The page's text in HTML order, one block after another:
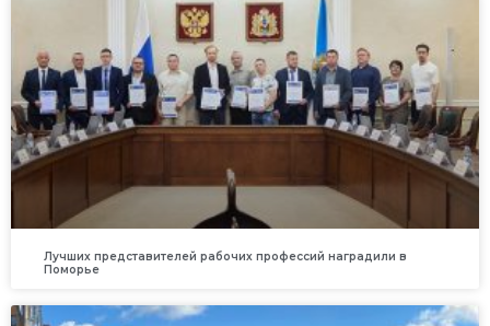
Лучших представителей рабочих профессий наградили в
Поморье